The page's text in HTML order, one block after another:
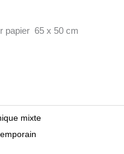
papier 65 x 50 cm
mixte